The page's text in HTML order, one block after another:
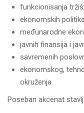
funkcionisanja
ekonomskih
međunarodne
javnih finansija i
savremenih
ekonomskog,
okruženja.
Poseban akcenat